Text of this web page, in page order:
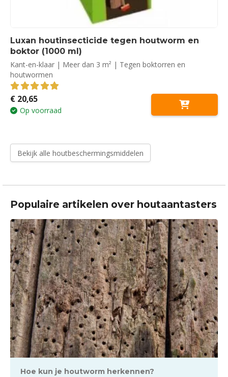
Luxan houtinsecticide tegen houtworm en
boktor (1000 ml)
Kant-en-klaar | Meer dan 3 m² | Tegen boktorren en
houtwormen
5.00out of 5
€ 20,65
Op voorraad
Bekijk alle houtbeschermingsmiddelen
Populaire artikelen over houtaantasters
Hoe kun je houtworm herkennen?